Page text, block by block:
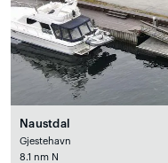
Naustdal
Gjestehavn
8.1 nm N